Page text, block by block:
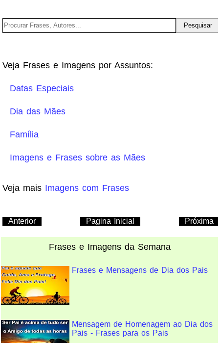
Veja Frases e Imagens por Assuntos:
Datas Especiais
Dia das Mães
Família
Imagens e Frases sobre as Mães
Veja mais Imagens com Frases
Anterior Próxima
Pagina Inicial
Frases e Imagens da Semana
Frases e Mensagens de Dia dos Pais
Mensagem de Homenagem ao Dia dos
Pais - Frases para os Pais